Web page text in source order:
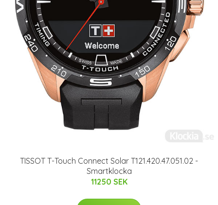
TISSOT T-Touch Connect Solar T121.420.47.051.02 -
Smartklocka
11250 SEK